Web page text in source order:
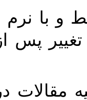
و با نرم
پس
مقالات